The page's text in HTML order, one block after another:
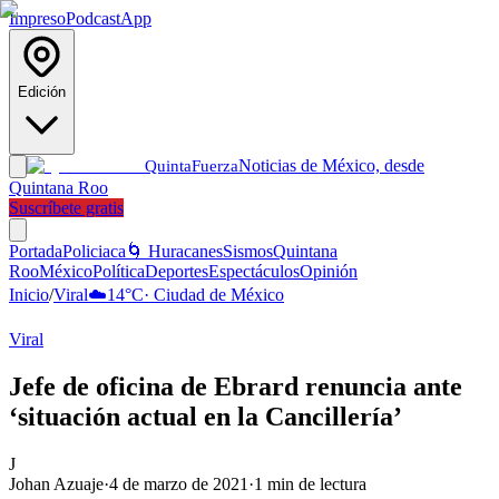
ImpresoPodcastApp
Edición
QuintaFuerzaNoticias de México, desde
Quintana Roo
Suscríbete gratis
PortadaPoliciaca 🌀 HuracanesSismosQuintana
RooMéxicoPolíticaDeportesEspectáculosOpinión
Inicio/Viral☁️14°C· Ciudad de México
Viral
Jefe de oficina de Ebrard renuncia ante
‘situación actual en la Cancillería’
J
Johan Azuaje·4 de marzo de 2021 ·1 min de lectura